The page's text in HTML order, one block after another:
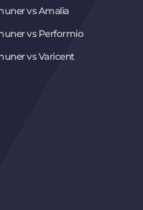
vs Amalia
vs Performio
vs Varicent